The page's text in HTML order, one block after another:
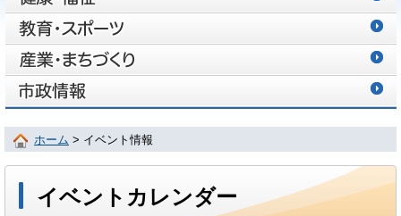
ホーム > イベント情報
イベントカレンダー